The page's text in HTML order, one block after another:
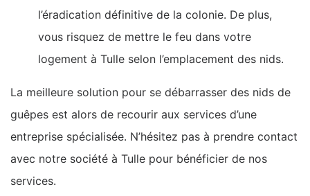
l’éradication définitive de la colonie. De plus,
vous risquez de mettre le feu dans votre
logement à Tulle selon l’emplacement des nids.
La meilleure solution pour se débarrasser des nids de
guêpes est alors de recourir aux services d’une
entreprise spécialisée. N’hésitez pas à prendre contact
avec notre société à Tulle pour bénéficier de nos
services.